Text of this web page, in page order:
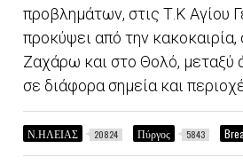
προβλημάτων, στις Τ.Κ Αγίου
προκύψει από την
Ζαχάρω και στο Θολό, μεταξύ
σε διάφορα σημεία και
Ν.ΗΛΕΙΑΣ 20824 Πύργος 5843